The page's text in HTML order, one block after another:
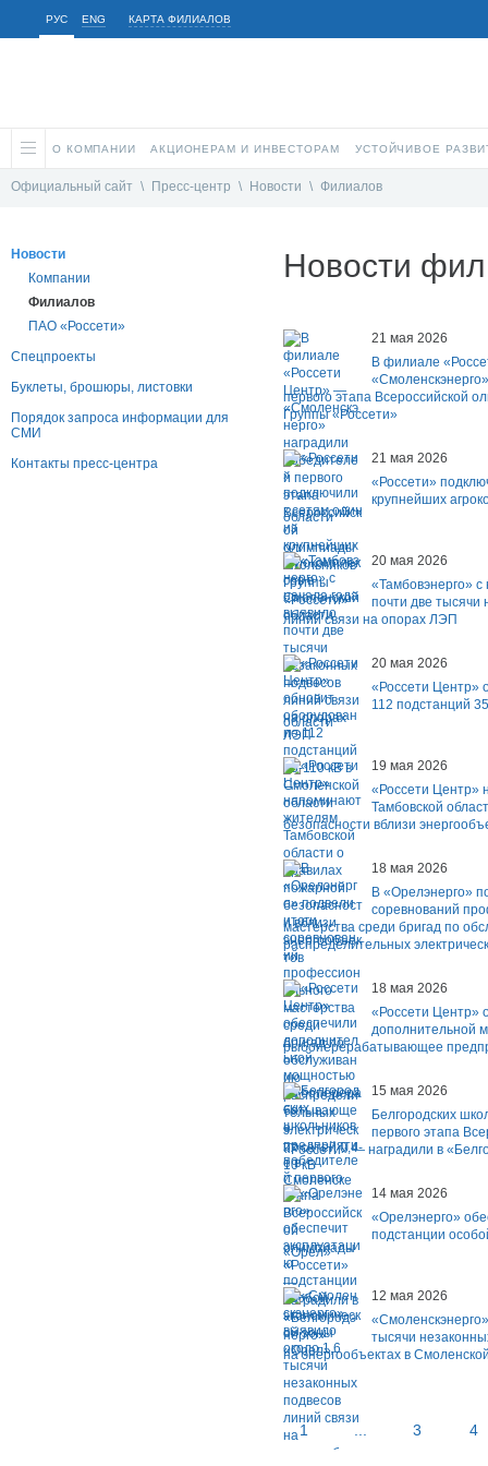
РУС ENG КАРТА ФИЛИАЛОВ
О КОМПАНИИ АКЦИОНЕРАМ И ИНВЕСТОРАМ УСТОЙЧИВОЕ
Официальный сайт \ Пресс-центр \ Новости \ Филиалов
Новости
Компании
Филиалов
ПАО «Россети»
Спецпроекты
Буклеты, брошюры, листовки
Порядок запроса информации для
СМИ
Контакты пресс-центра
Новости
21 мая 2026
В филиале
первого этапа Всероссийской
Группы «Россети»
21 мая 2026
«Россети»
крупнейших
области
20 мая 2026
«Тамбовэнерго»
почти две тысячи
линий связи на опорах ЛЭП
20 мая 2026
«Россети Центр»
112 подстанций
области
19 мая 2026
«Россети Центр»
Тамбовской
безопасности вблизи
18 мая 2026
В «Орелэнерго»
соревнований
мастерства среди бригад по
распределительных
18 мая 2026
«Россети Центр»
дополнительной
рыбоперерабатывающее
15 мая 2026
Белгородских
первого этапа
«Россети» — наградили в
14 мая 2026
«Орелэнерго»
подстанции
«Орел»
12 мая 2026
тысячи
на энергообъектах в
1 ... 3 4